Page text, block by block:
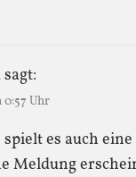
sagt:
0:57 Uhr
es auch
Meldung